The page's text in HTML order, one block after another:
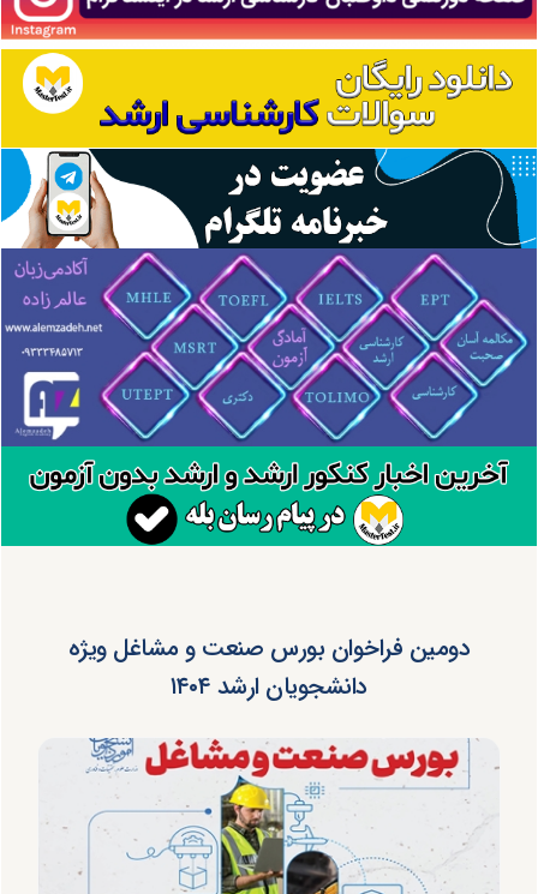
دومین فراخوان بورس صنعت و مشاغل ویژه
دانشجویان ارشد ۱۴۰۴